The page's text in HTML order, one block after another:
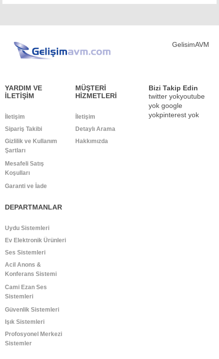
YARDIM VE
İLETİŞİM
İletişim
Sipariş Takibi
Gizlilik ve Kullanım
Şartları
Mesafeli Satış
Koşulları
Garanti ve İade
MÜŞTERİ
HİZMETLERİ
İletişim
Detaylı Arama
Hakkımızda
DEPARTMANLAR
Uydu Sistemleri
Ev Elektronik Ürünleri
Ses Sistemleri
Acil Anons &
Konferans Sistemi
Cami Ezan Ses
Sistemleri
Güvenlik Sistemleri
Işık Sistemleri
Profosyonel Merkezi
Sistemler
Bizi Takip Edin
twitter yokyoutube
yokgoogle
yokpinterest yok